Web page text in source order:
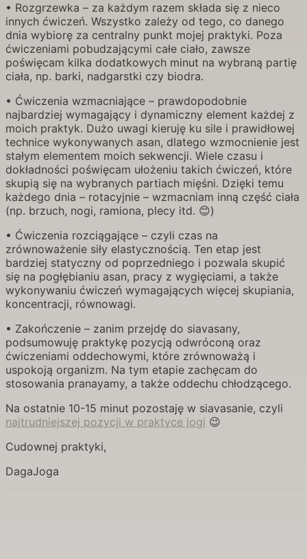
• Rozgrzewka – za każdym razem składa się z nieco
innych ćwiczeń. Wszystko zależy od tego, co danego
dnia wybiorę za centralny punkt mojej praktyki. Poza
ćwiczeniami pobudzającymi całe ciało, zawsze
poświęcam kilka dodatkowych minut na wybraną partię
ciała, np. barki, nadgarstki czy biodra.
• Ćwiczenia wzmacniające – prawdopodobnie
najbardziej wymagający i dynamiczny element każdej z
moich praktyk. Dużo uwagi kieruję ku sile i prawidłowej
technice wykonywanych asan, dlatego wzmocnienie jest
stałym elementem moich sekwencji. Wiele czasu i
dokładności poświęcam ułożeniu takich ćwiczeń, które
skupią się na wybranych partiach mięśni. Dzięki temu
każdego dnia – rotacyjnie – wzmacniam inną część ciała
(np. brzuch, nogi, ramiona, plecy itd. 😊)
• Ćwiczenia rozciągające – czyli czas na
zrównoważenie siły elastycznością. Ten etap jest
bardziej statyczny od poprzedniego i pozwala skupić
się na pogłębianiu asan, pracy z wygięciami, a także
wykonywaniu ćwiczeń wymagających więcej skupiania,
koncentracji, równowagi.
• Zakończenie – zanim przejdę do siavasany,
podsumowuję praktykę pozycją odwróconą oraz
ćwiczeniami oddechowymi, które zrównoważą i
uspokoją organizm. Na tym etapie zachęcam do
stosowania pranayamy, a także oddechu chłodzącego.
Na ostatnie 10-15 minut pozostaję w siavasanie, czyli
najtrudniejszej pozycji w praktyce jogi 😉
Cudownej praktyki,
DagaJoga